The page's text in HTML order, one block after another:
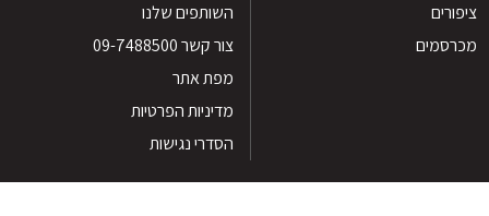
השותפים שלנו
צור קשר 09-7488500
מפת אתר
מדיניות הפרטיות
הסדרי נגישות